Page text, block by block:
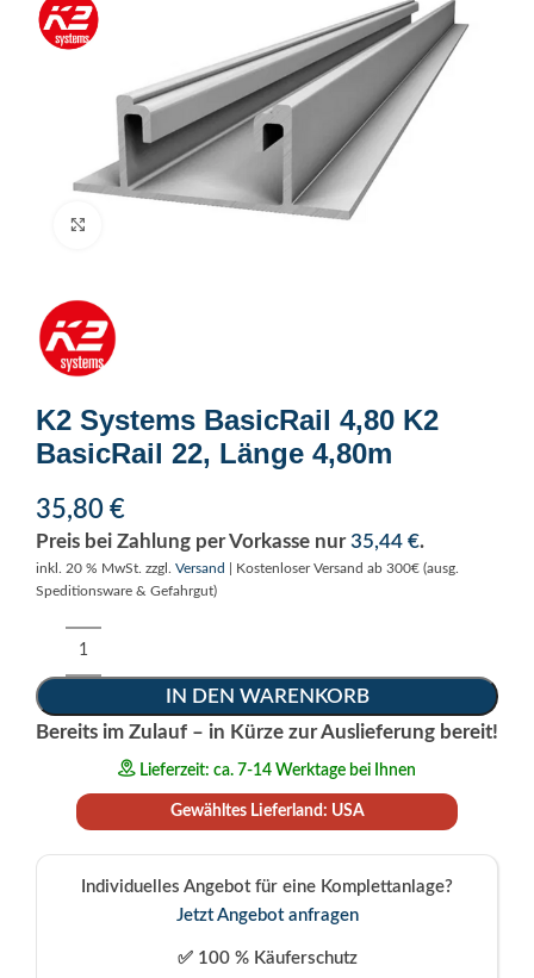
K2 Systems BasicRail 4,80 K2
BasicRail 22, Länge 4,80m
35,80 €
Preis bei Zahlung per Vorkasse nur35,44 €.
inkl. 20 % MwSt. zzgl. Versand
| Kostenloser Versand ab 300€ (ausg.
Speditionsware & Gefahrgut)
IN DEN WARENKORB
Bereits im Zulauf – in Kürze zur Auslieferung bereit!
Alternative:
Lieferzeit: ca. 7-14 Werktage bei Ihnen
Gewähltes Lieferland: USA
Individuelles Angebot für eine Komplettanlage?
Jetzt Angebot anfragen
✅ 100 % Käuferschutz